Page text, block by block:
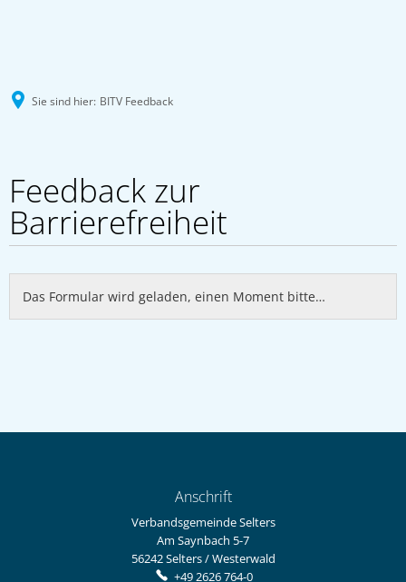
Sie sind hier: BITV Feedback
Feedback
Feedback zur
Barrierefreiheit
Das Formular wird geladen, einen Moment bitte…
Anschrift
Verbandsgemeinde Selters
Am Saynbach 5-7
56242Selters / Westerwald
+49 2626 764-0